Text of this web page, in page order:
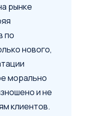
рынке
по
нового,
морально
и не
клиентов.